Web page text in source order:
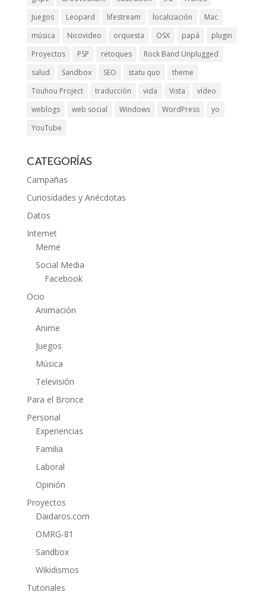
Juegos
Leopard lifestream localización
Mac
música
Nicovideo orquesta OSX papá
plugin
Proyectos
PSP retoques
Rock Band Unplugged
salud
Sandbox SEO statu quo
theme
Touhou Project
traducción vida Vista
vídeo
weblogs
web social Windows WordPress
yo
YouTube
CATEGORÍAS
Campañas
Curiosidades y Anécdotas
Datos
Internet
Meme
Social Media
Facebook
Ocio
Animación
Anime
Juegos
Música
Televisión
Para el Bronce
Personal
Experiencias
Familia
Laboral
Opinión
Proyectos
Daidaros.com
OMRG-81
Sandbox
Wikidismos
Tutoriales